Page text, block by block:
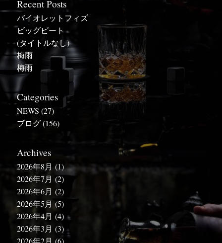
Recent Posts
バイオレットフィズ
ビッグピート
(タイトルなし)
梅雨
梅雨
Categories
NEWS (27)
ブログ(156)
Archives
2026年8月 (1)
2026年7月 (2)
2026年6月 (2)
2026年5月(5)
2026年4月 (4)
2026年3月 (3)
2026年2月 (6)